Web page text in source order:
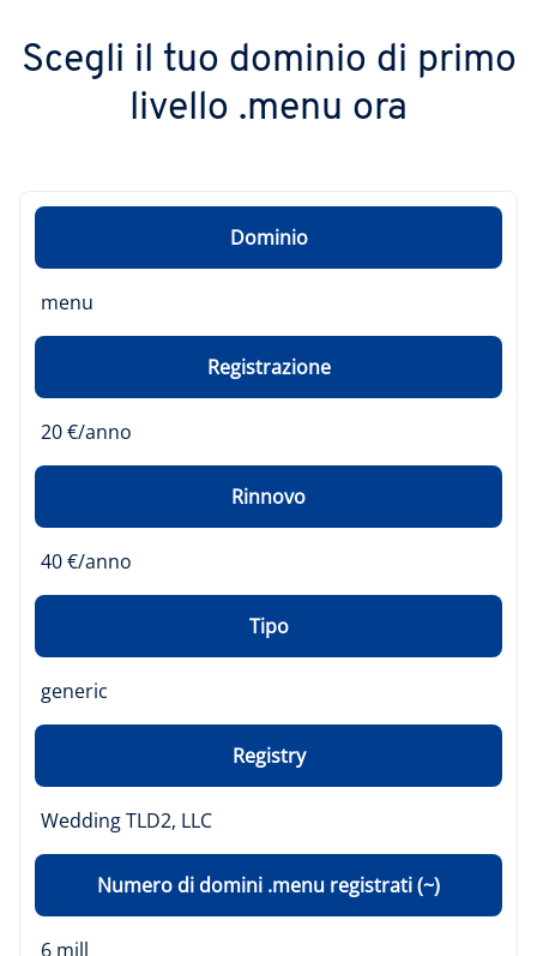
Scegli il tuo dominio di primo
livello .menu ora
Dominio
menu
Registrazione
20 €/anno
Rinnovo
40 €/anno
Tipo
generic
Registry
Wedding TLD2, LLC
Numero di domini .menu registrati (~)
6 mill